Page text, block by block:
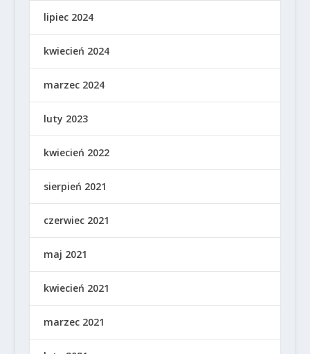
lipiec 2024
kwiecień 2024
marzec 2024
luty 2023
kwiecień 2022
sierpień 2021
czerwiec 2021
maj 2021
kwiecień 2021
marzec 2021